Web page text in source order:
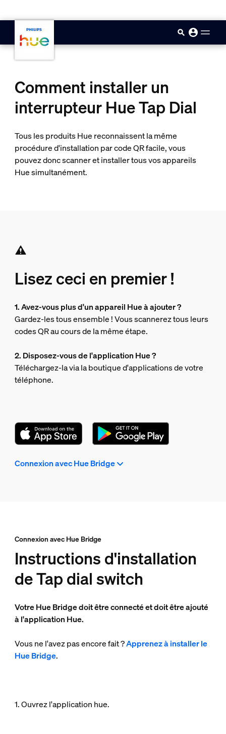
Comment installer un
interrupteur Hue Tap Dial
Tous les produits Hue reconnaissent la même
procédure d'installation par code QR facile, vous
pouvez donc scanner et installer tous vos appareils
Hue simultanément.
Lisez ceci en premier !
1. Avez-vous plus d'un appareil Hue à ajouter ?
Gardez-les tous ensemble ! Vous scannerez tous leurs
codes QR au cours de la même étape.
2. Disposez-vous de l'application Hue ?
Téléchargez-la via la boutique d'applications de votre
téléphone.
Connexion avec Hue Bridge
Connexion avec Hue Bridge
Instructions d'installation
de Tap dial switch
Votre Hue Bridge doit être connecté et doit être ajouté
à l'application Hue.
Vous ne l'avez pas encore fait ?Apprenez à installer le
Hue Bridge.
1. Ouvrez l'application hue.